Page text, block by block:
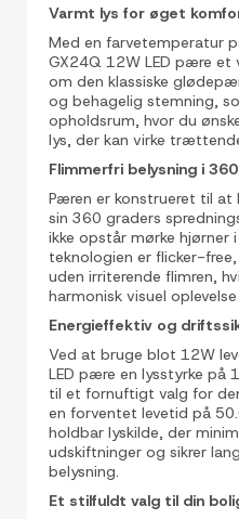
Varmt lys for øget
Med en farvetemperatur
GX24Q 12W LED pære
om den klassiske
og behagelig stemning,
opholdsrum, hvor du
lys, der kan virke
Flimmerfri belysning i
Pæren er konstrueret til at
sin 360 graders
ikke opstår mørke hjørner
teknologien er flicker-
uden irriterende flimren,
harmonisk visuel
Energieffektiv og
Ved at bruge blot 12W
LED pære en lysstyrke på
til et fornuftigt valg for
en forventet levetid på
holdbar lyskilde, der
udskiftninger og sikrer
belysning.
Et stilfuldt valg til din